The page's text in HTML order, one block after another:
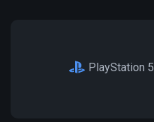
PlayStation 5